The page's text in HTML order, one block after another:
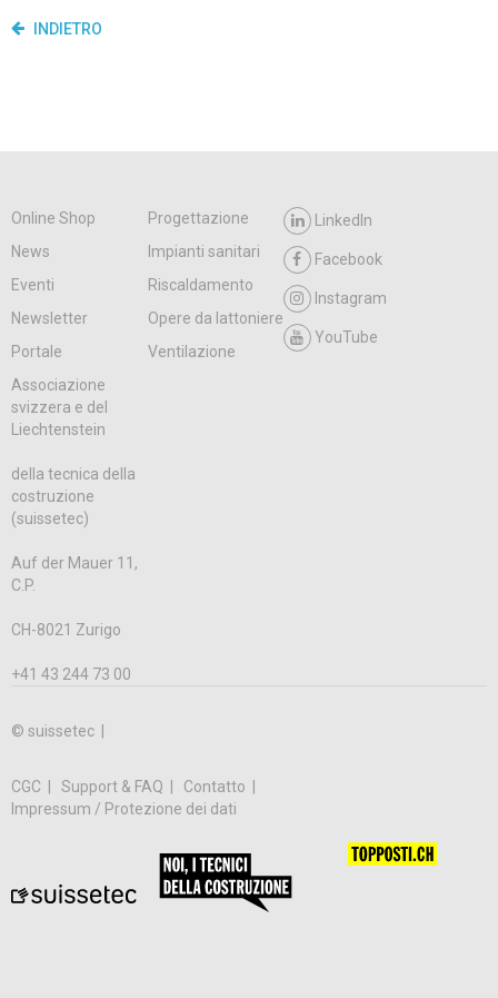
INDIETRO
Online Shop
Progettazione
News
Impianti sanitari
Eventi
Riscaldamento
Newsletter
Opere da lattoniere
Portale
Ventilazione
LinkedIn
Facebook
Instagram
YouTube
Associazione
svizzera e del
Liechtenstein
della tecnica della
costruzione
(suissetec)
Auf der Mauer 11,
C.P.
CH-8021 Zurigo
+41 43 244 73 00
© suissetec |
CGC Support & FAQ
Contatto
Impressum / Protezione dei dati